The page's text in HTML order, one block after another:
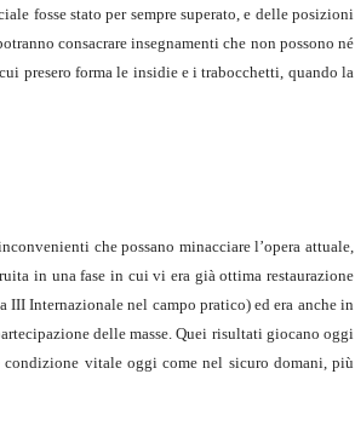
fosse stato per sempre superato, e delle posizioni
consacrare insegnamenti che non possono né
presero forma le insidie e i trabocchetti, quando la
che possano minacciare l’opera attuale,
in una fase in cui vi era già ottima restaurazione
Internazionale nel campo pratico) ed era anche in
delle masse. Quei risultati giocano oggi
condizione vitale oggi come nel sicuro domani, più